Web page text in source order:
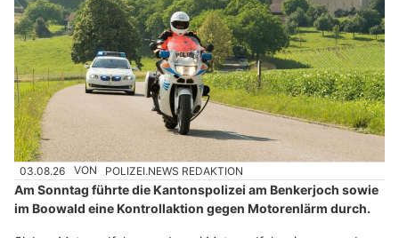
03.08.26 VON POLIZEI.NEWS REDAKTION
Am Sonntag führte die Kantonspolizei am Benkerjoch sowie
im Boowald eine Kontrollaktion gegen Motorenlärm durch.